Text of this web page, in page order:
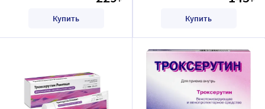
Купить Купить